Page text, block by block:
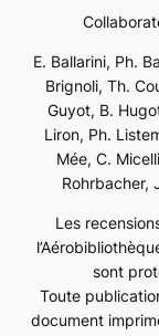
E. Ballarini, Ph.
Brignoli, Th.
Guyot, B.
Liron, Ph.
Mée, C.
Rohrbacher,
Les
sont
Toute
document